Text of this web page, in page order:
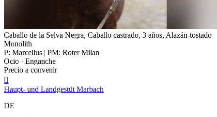
Caballo de la Selva Negra, Caballo castrado, 3 años, Alazán-tostado
Monolith
P: Marcellus | PM: Roter Milan
Ocio · Enganche
Precio a convenir

Haupt- und Landgestüt Marbach
DE